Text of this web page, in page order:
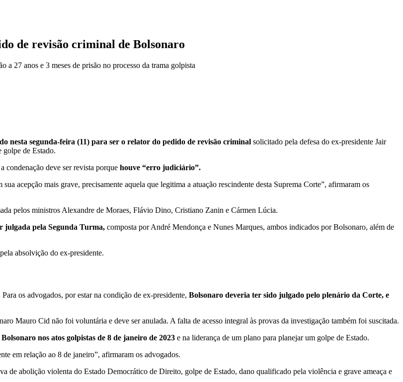
de revisão criminal de Bolsonaro
a 27 anos e 3 meses de prisão no processo da trama golpista
nesta segunda-feira (11) para ser o relator do pedido de revisão criminal solicitado pela defesa do ex-presidente Jair
golpe de Estado.
condenação deve ser revista porque houve “erro judiciário”.
acepção mais grave, precisamente aquela que legitima a atuação rescindente desta Suprema Corte”, afirmaram os
pelos ministros Alexandre de Moraes, Flávio Dino, Cristiano Zanin e Cármen Lúcia.
julgada pela Segunda Turma, composta por André Mendonça e Nunes Marques, ambos indicados por Bolsonaro, além de
absolvição do ex-presidente.
Para os advogados, por estar na condição de ex-presidente, Bolsonaro deveria ter sido julgado pelo plenário da Corte, e
Mauro Cid não foi voluntária e deve ser anulada. A falta de acesso integral às provas da investigação também foi suscitada.
nos atos golpistas de 8 de janeiro de 2023 e na liderança de um plano para planejar um golpe de Estado.
em relação ao 8 de janeiro”, afirmaram os advogados.
de abolição violenta do Estado Democrático de Direito, golpe de Estado, dano qualificado pela violência e grave ameaça e